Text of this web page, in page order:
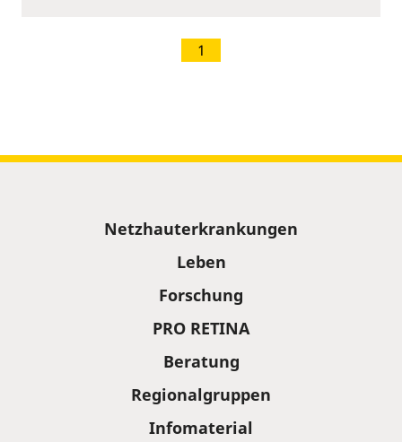
1
Netzhauterkrankungen
Leben
Forschung
PRO RETINA
Beratung
Regionalgruppen
Infomaterial